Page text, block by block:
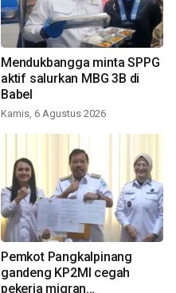
Mendukbangga minta SPPG
aktif salurkan MBG 3B di
Babel
Kamis, 6 Agustus 2026
Pemkot Pangkalpinang
gandeng KP2MI cegah
pekerja migran